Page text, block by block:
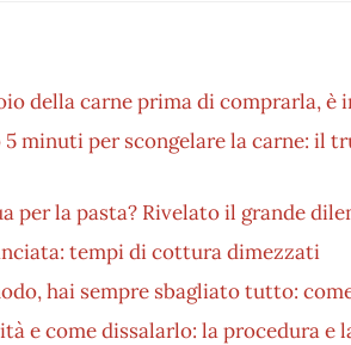
della carne prima di comprarla, è
minuti per scongelare la carne: il
per la pasta? Rivelato il grande
tempi di cottura dimezzati
hai sempre sbagliato tutto:
e come dissalarlo: la procedura e